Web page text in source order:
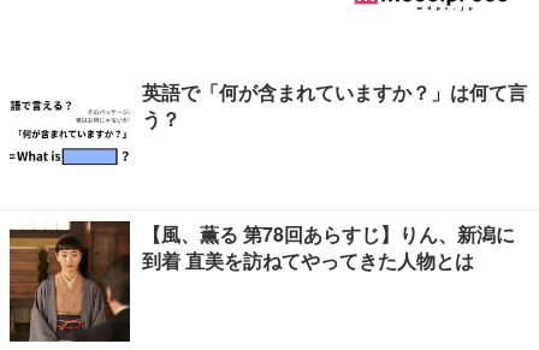
英語で「何が含まれていますか？」は何て言
う？
【風、薫る 第78回あらすじ】りん、新潟に
到着 直美を訪ねてやってきた人物とは